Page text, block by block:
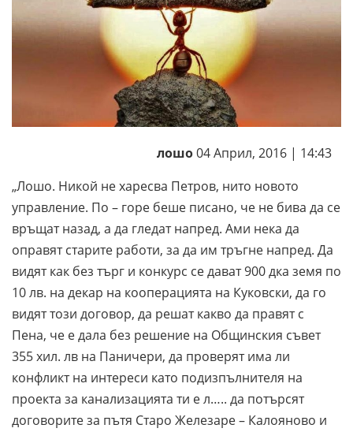
лошо04 Април, 2016 | 14:43
„Лошо. Никой не харесва Петров, нито новото
управление. По – горе беше писано, че не бива да се
връщат назад, а да гледат напред. Ами нека да
оправят старите работи, за да им тръгне напред. Да
видят как без търг и конкурс се дават 900 дка земя по
10 лв. на декар на кооперацията на Куковски, да го
видят този договор, да решат какво да правят с
Пена, че е дала без решение на Общинския съвет
355 хил. лв на Паничери, да проверят има ли
конфликт на интереси като подизпълнителя на
проекта за канализацията ти е л….. да потърсят
договорите за пътя Старо Железаре – Калояново и